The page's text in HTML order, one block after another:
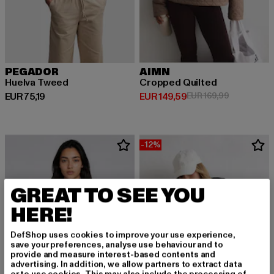
PEGADOR
Huelva Tweed
EUR 75,19
Derzeitiger Preis: EUR 75,19
AIMN
Cropped Quilted
EUR 149,59
Derzeitiger Preis: EUR 149,59
EUR 169,99
-12%
GREAT TO SEE YOU
HERE!
DefShop uses cookies to improve your use experience,
save your preferences, analyse use behaviour and to
provide and measure interest-based contents and
advertising. In addition, we allow partners to extract data